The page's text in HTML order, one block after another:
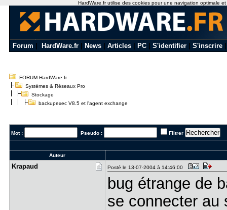
Forum HardWare.fr News Articles PC S'identifier S'inscrire
FORUM HardWare.fr
Systèmes & Réseaux Pro
Stockage
backupexec V8.5 et l'agent exchange
Mot : Pseudo : Filtrer
Auteur
Krapaud Posté le 13-07-2004 à 14:46:00
bug étrange de
se connecter au
HardWare.fr utilise des cookies pour une navigation optimale